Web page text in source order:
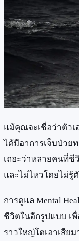
แม้คุณจะเชื่อว่าตัวเ
ได้มีอาการเจ็บป่วย
เถอะว่าหลายคนที่ชี
และไม่ไหวโดยไม่รู้
การดูแล Mental
ชีวิตในอีกรูปแบบ เพื่
ราวใหญ่โตเอาเสีย